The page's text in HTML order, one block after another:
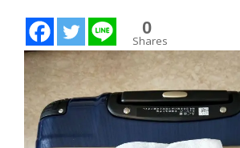
0
Shares